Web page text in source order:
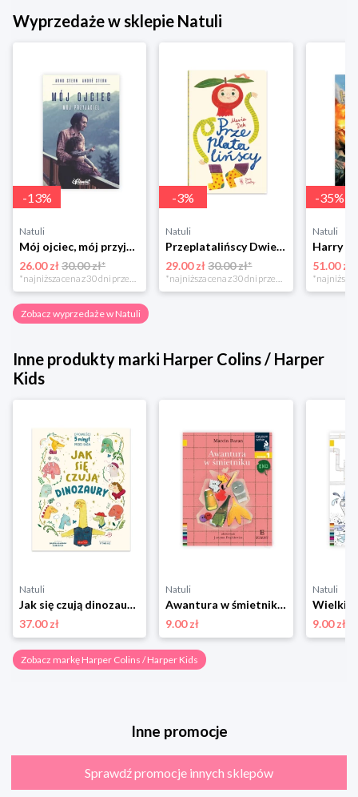
Wyprzedaże w sklepie Natuli
-13%
Natuli
Mój ojciec, mój przyjaciel Element
26.00 zł30.00 zł*
*najniższa cena z 30 dni przed obniżką
-3%
Natuli
Przeplatalińscy Dwie siostry
29.00 zł 30.00 zł*
*najniższa cena z 30 dni przed obniżką
-35%
Natuli
51.00 zł
Zobacz wyprzedaże w Natuli
Inne produkty marki Harper Colins / Harper
Kids
Natuli
Jak się czują dinozaury. Opowieści 5 minut przed snem Harper colins / harper kids
37.00 zł
Natuli
Awantura w śmietniku. Czytam sobie Eko. Poziom 1 Harper colins / harper kids
9.00 zł
Natuli
9.00 zł
Zobacz markę Harper Colins / Harper Kids
Inne promocje
Sprawdź promocje innych sklepów